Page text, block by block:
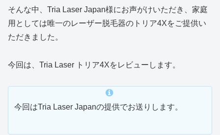
そんな中、Tria Laser Japan様にお声がけいただき、家庭
用としては唯一のレーザー脱毛器のトリア4Xをご提供い
ただきました。
今回は、Tria Laser トリア4Xをレビューします。
今回はTria Laser Japanの提供でお送りします。